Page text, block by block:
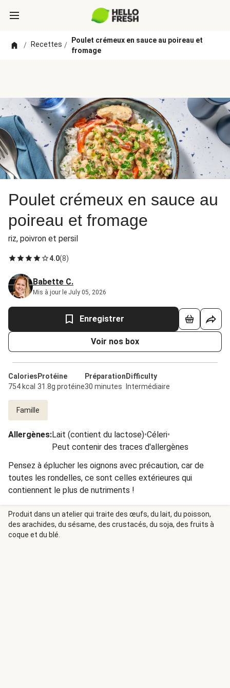
/ Recettes /
Poulet crémeux en sauce au poireau et
fromage
Poulet crémeux en sauce au
poireau et fromage
riz, poivron et persil
4.0(8)
Babette C.
Mis à jour le July 05, 2026
Enregistrer
Voir nos box
Calories
754 kcal
Protéine
31.8g protéine
Préparation
30 minutes
Difficulty
Intermédiaire
Famille
Allergènes:Lait (contient du lactose)•Céleri•
Peut contenir des traces d'allergènes
Pensez à éplucher les oignons avec précaution, car de
toutes les rondelles, ce sont celles extérieures qui
contiennent le plus de nutriments !
Produit dans un atelier qui traite des œufs, du lait, du poisson,
des arachides, du sésame, des crustacés, du soja, des fruits à
coque et du blé.